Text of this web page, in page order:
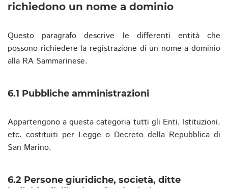
richiedono un nome a dominio
Questo paragrafo descrive le differenti entità che
possono richiedere la registrazione di un nome a dominio
alla RA Sammarinese.
6.1 Pubbliche amministrazioni
Appartengono a questa categoria tutti gli Enti, Istituzioni,
etc. costituiti per Legge o Decreto della Repubblica di
San Marino.
6.2 Persone giuridiche, società, ditte